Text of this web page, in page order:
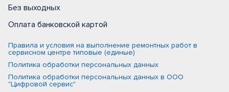
Без выходных
Оплата банковской картой
Правила и условия на выполнение ремонтных работ в
сервисном центре типовые (единые)
Политика обработки персональных данных
Политика обработки персональных данных в ООО
"Цифровой сервис"